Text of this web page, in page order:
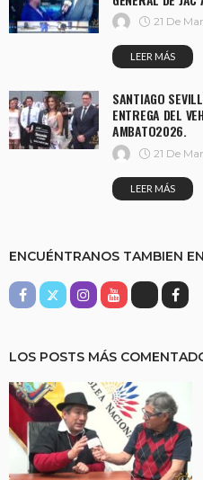
21 De
LEER MÁS
SANTIAGO
ENTREGA DEL
AMBATO2026.
21 De
LEER MÁS
ENCUÉNTRANOS TAMBIEN
LOS POSTS MÁS